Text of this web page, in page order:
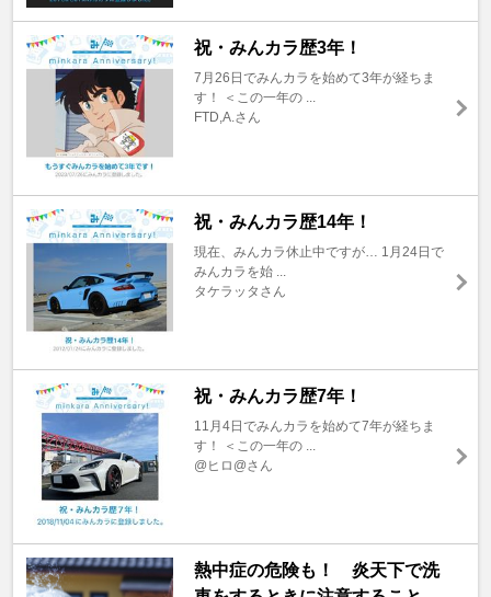
祝・みんカラ歴3年！
7月26日でみんカラを始めて3年が経ちま
す！ ＜この一年の ...
FTD,A.さん
祝・みんカラ歴14年！
現在、みんカラ休止中ですが… 1月24日で
みんカラを始 ...
タケラッタさん
祝・みんカラ歴7年！
11月4日でみんカラを始めて7年が経ちま
す！ ＜この一年の ...
@ヒロ@さん
熱中症の危険も！ 炎天下で洗